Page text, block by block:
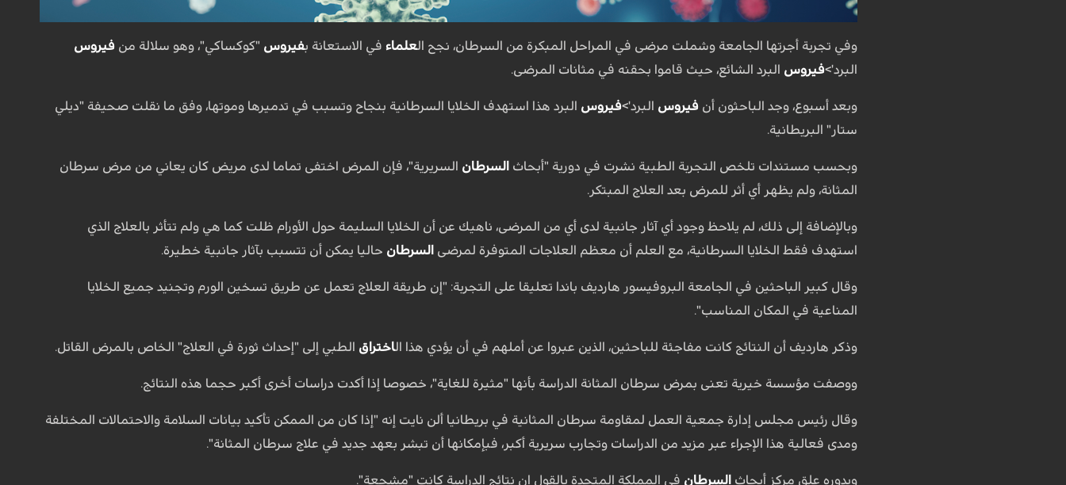
وفي تجربة أجرتها الجامعة وشملت مرضى في المراحل المبكرة من السرطان، نجح العلماءفي الاستعانة بفيروس "كوكساكي"، وهو سلالة من فيروس
البرد'>فيروس البرد الشائع، حيث قاموا بحقنه في مثانات المرضى.
وبعد أسبوع، وجد الباحثون أن فيروس البرد'>فيروس البرد هذا استهدف الخلايا السرطانية بنجاح وتسبب في تدميرها وموتها، وفق ما نقلت صحيفة "ديلي
ستار" البريطانية.
وبحسب مستندات تلخص التجربة الطبية نشرت في دورية "أبحاث السرطان السريرية"، فإن المرض اختفى تماما لدى مريض كان يعاني من مرض سرطان
المثانة، ولم يظهر أي أثر للمرض بعد العلاج المبتكر.
وبالإضافة إلى ذلك، لم يلاحظ وجود أي آثار جانبية لدى أي من المرضى، ناهيك عن أن الخلايا السليمة حول الأورام ظلت كما هي ولم تتأثر بالعلاج الذي
استهدف فقط الخلايا السرطانية، مع العلم أن معظم العلاجات المتوفرة لمرضى السرطان حاليا يمكن أن تتسبب بآثار جانبية خطيرة.
وقال كبير الباحثين في الجامعة البروفيسور هارديف باندا تعليقا على التجربة: "إن طريقة العلاج تعمل عن طريق تسخين الورم وتجنيد جميع الخلايا
المناعية في المكان المناسب".
وذكر هارديف أن النتائج كانت مفاجئة للباحثين، الذين عبروا عن أملهم في أن يؤدي هذا الاختراق الطبي إلى "إحداث ثورة في العلاج" الخاص بالمرض القاتل.
ووصفت مؤسسة خيرية تعنى بمرض سرطان المثانة الدراسة بأنها "مثيرة للغاية"، خصوصا إذا أكدت دراسات أخرى أكبر حجما هذه النتائج.
وقال رئيس مجلس إدارة جمعية العمل لمقاومة سرطان المثانية في بريطانيا ألن نايت إنه "إذا كان من الممكن تأكيد بيانات السلامة والاحتمالات المختلفة
ومدى فعالية هذا الإجراء عبر مزيد من الدراسات وتجارب سريرية أكبر، فبإمكانها أن تبشر بعهد جديد في علاج سرطان المثانة".
وبدوره علق مركز أبحاث السرطان في المملكة المتحدة بالقول إن نتائج الدراسة كانت "مشجعة".